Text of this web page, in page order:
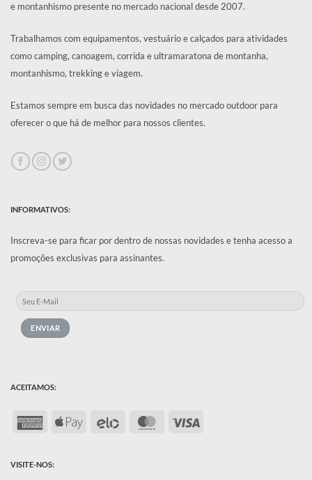
e montanhismo presente no mercado nacional desde 2007.
Trabalhamos com equipamentos, vestuário e calçados para atividades
como camping, canoagem, corrida e ultramaratona de montanha,
montanhismo, trekking e viagem.
Estamos sempre em busca das novidades no mercado outdoor para
oferecer o que há de melhor para nossos clientes.
VISITE-NOS:
INFORMATIVOS:
Inscreva-se para ficar por dentro de nossas novidades e tenha acesso a
promoções exclusivas para assinantes.
ACEITAMOS:
AmericanApple
MasterCard